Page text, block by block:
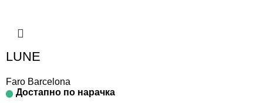
LUNE
Faro Barcelona
Достапно по нарачка